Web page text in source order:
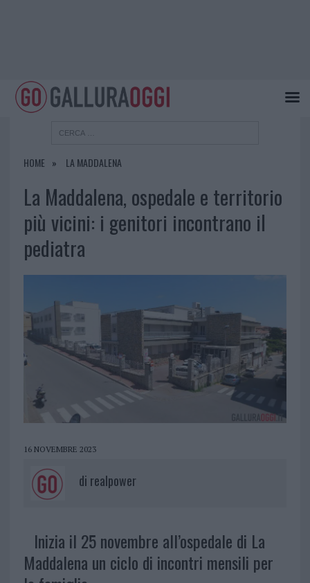
HOME LA MADDALENA
La Maddalena, ospedale e territorio
più vicini: i genitori incontrano il
pediatra
16 NOVEMBRE 2023
di realpower
Inizia il 25 novembre all’ospedale di La
Maddalena un ciclo di incontri mensili per